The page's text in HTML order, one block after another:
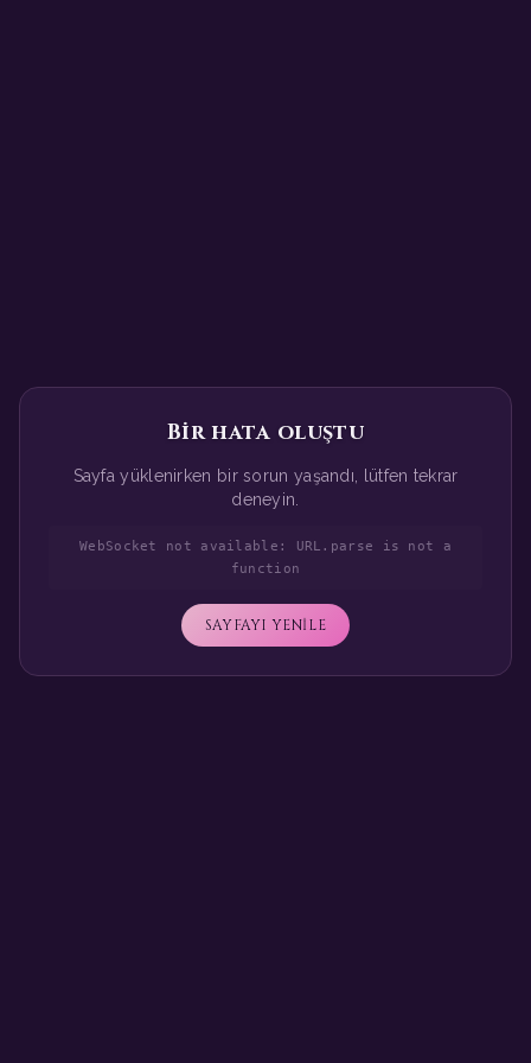
Bir hata oluştu
Sayfa yüklenirken bir sorun yaşandı, lütfen tekrar
deneyin.
WebSocket not available: URL.parse is not a
function
SAYFAYI YENİLE